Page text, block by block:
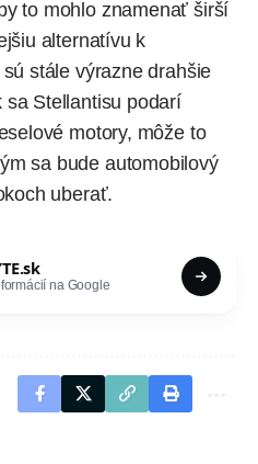
to mohlo znamenať širší
alternatívu k
stále výrazne drahšie
sa Stellantisu podarí
motory, môže to
sa bude automobilový
uberať.
na Google